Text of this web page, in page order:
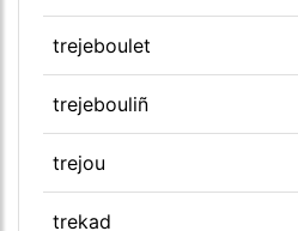
trejeboulet
trejebouliñ
trejou
trekad